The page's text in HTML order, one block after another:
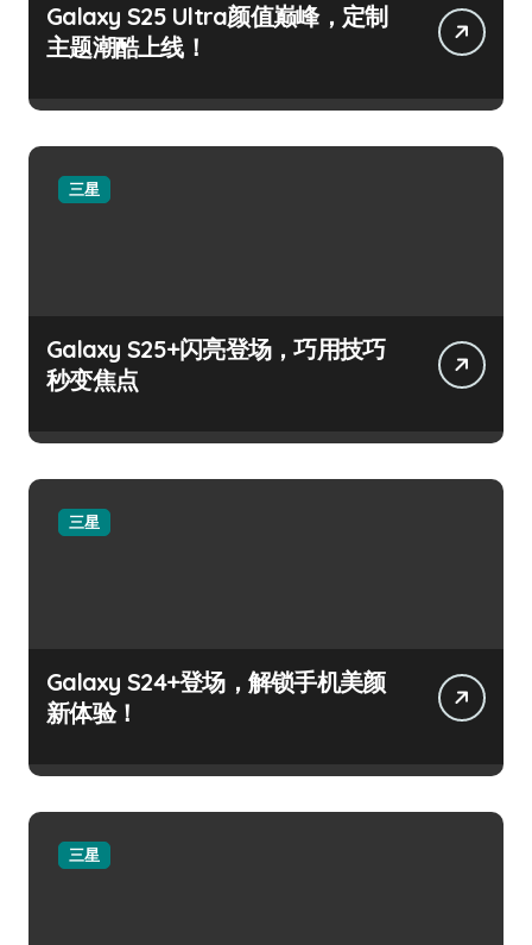
Galaxy S25 Ultra颜值巅峰，定制
主题潮酷上线！
三星
Galaxy S25+闪亮登场，巧用技巧
秒变焦点
三星
Galaxy S24+登场，解锁手机美颜
新体验！
三星